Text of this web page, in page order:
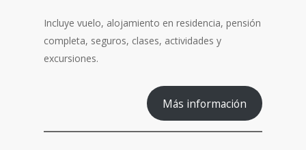
Incluye vuelo, alojamiento en residencia, pensión
completa, seguros, clases, actividades y
excursiones.
Más información